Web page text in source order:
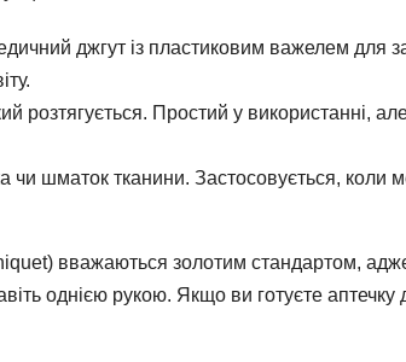
джгут із пластиковим важелем для
розтягується. Простий у використанні,
чи шматок тканини. Застосовується, коли
вважаються золотим стандартом,
однією рукою. Якщо ви готуєте